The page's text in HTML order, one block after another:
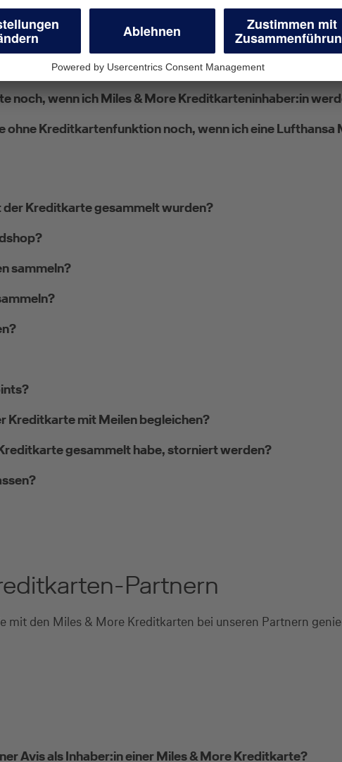
Credit Card angegebene Kreditkartennummer und
des Wechsels von der DKB zur Deutschen Bank?
noch, wenn ich Miles & More Kreditkarteninhaber:in
Kreditkartenfunktion noch, wenn ich eine Lufthansa
Kreditkarte gesammelt wurden?
sammeln?
Kreditkarte mit Meilen begleichen?
gesammelt habe, storniert werden?
Partnern
mit den Miles & More Kreditkarten bei unseren Partnern
Avis als Inhaber:in einer Miles & More Kreditkarte?